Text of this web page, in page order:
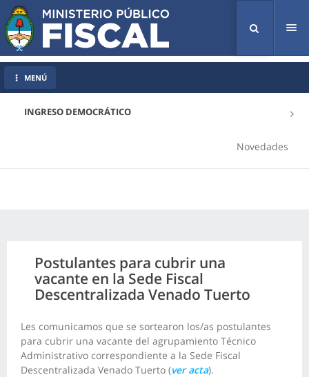
INGRESO DEMOCRÁTICO
Novedades
MENÚ
Postulantes para cubrir una
vacante en la Sede Fiscal
Descentralizada Venado Tuerto
Les comunicamos que se sortearon los/as postulantes
para cubrir una vacante del agrupamiento Técnico
Administrativo correspondiente a la Sede Fiscal
Descentralizada Venado Tuerto (ver acta).